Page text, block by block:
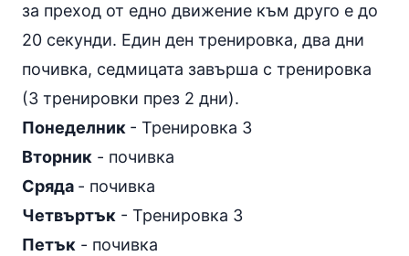
за преход от едно движение към друго е до
20 секунди. Един ден тренировка, два дни
почивка, седмицата завърша с тренировка
(3 тренировки през 2 дни).
Понеделник - Тренировка 3
Вторник - почивка
Сряда - почивка
Четвъртък - Тренировка 3
Петък - почивка